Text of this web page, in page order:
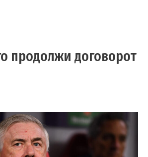
продолжи договорот